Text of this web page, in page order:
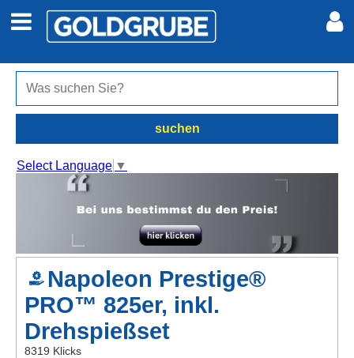
Auto + Motor
Jobs
Marktplatz
Erotik
Auktionen
jetzt inserieren
Meine Inserate
Anmelden
suchen
Select Language ▼
Napoleon Prestige®
PRO™ 825er, inkl.
Drehspießset
8319 Klicks